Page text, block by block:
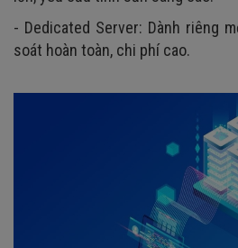
- Dedicated Server: Dành riêng
soát hoàn toàn, chi phí cao.